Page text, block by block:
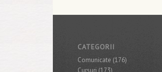
CATEGORII
Comunicate (176)
Cursuri (173)